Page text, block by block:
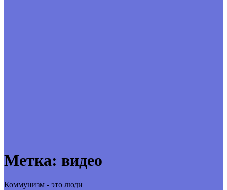
Метка: видео
Коммунизм - это люди